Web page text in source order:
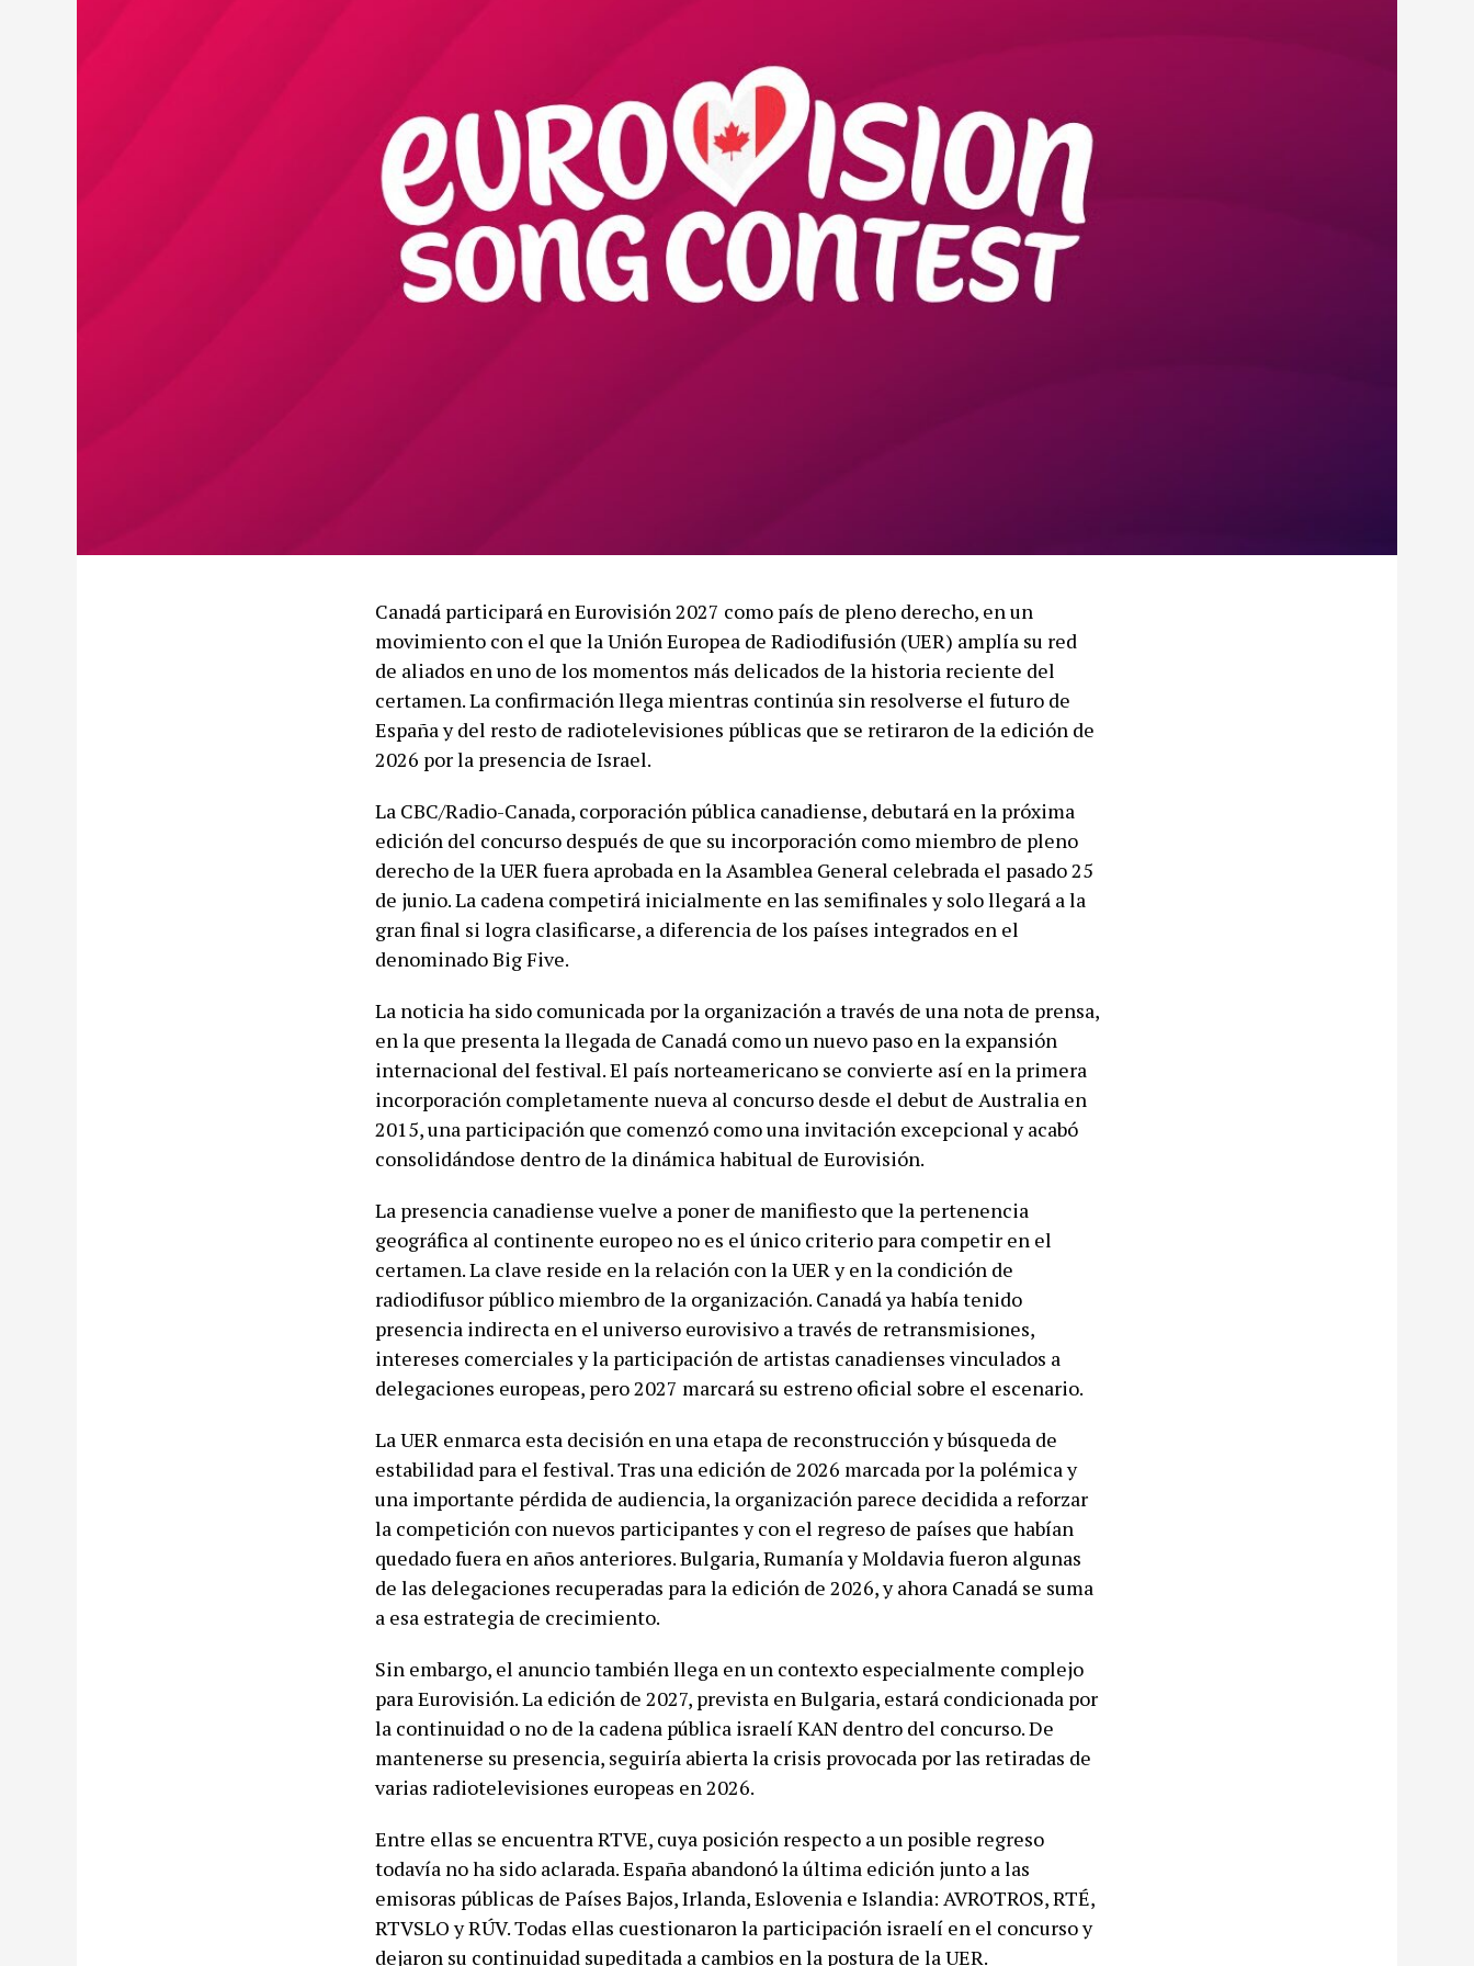
Canadá participará en Eurovisión 2027 como país de pleno derecho, en un
movimiento con el que la Unión Europea de Radiodifusión (UER) amplía su red
de aliados en uno de los momentos más delicados de la historia reciente del
certamen. La confirmación llega mientras continúa sin resolverse el futuro de
España y del resto de radiotelevisiones públicas que se retiraron de la edición de
2026 por la presencia de Israel.
La CBC/Radio-Canada, corporación pública canadiense, debutará en la próxima
edición del concurso después de que su incorporación como miembro de pleno
derecho de la UER fuera aprobada en la Asamblea General celebrada el pasado 25
de junio. La cadena competirá inicialmente en las semifinales y solo llegará a la
gran final si logra clasificarse, a diferencia de los países integrados en el
denominado Big Five.
La noticia ha sido comunicada por la organización a través de una nota de prensa,
en la que presenta la llegada de Canadá como un nuevo paso en la expansión
internacional del festival. El país norteamericano se convierte así en la primera
incorporación completamente nueva al concurso desde el debut de Australia en
2015, una participación que comenzó como una invitación excepcional y acabó
consolidándose dentro de la dinámica habitual de Eurovisión.
La presencia canadiense vuelve a poner de manifiesto que la pertenencia
geográfica al continente europeo no es el único criterio para competir en el
certamen. La clave reside en la relación con la UER y en la condición de
radiodifusor público miembro de la organización. Canadá ya había tenido
presencia indirecta en el universo eurovisivo a través de retransmisiones,
intereses comerciales y la participación de artistas canadienses vinculados a
delegaciones europeas, pero 2027 marcará su estreno oficial sobre el escenario.
La UER enmarca esta decisión en una etapa de reconstrucción y búsqueda de
estabilidad para el festival. Tras una edición de 2026 marcada por la polémica y
una importante pérdida de audiencia, la organización parece decidida a reforzar
la competición con nuevos participantes y con el regreso de países que habían
quedado fuera en años anteriores. Bulgaria, Rumanía y Moldavia fueron algunas
de las delegaciones recuperadas para la edición de 2026, y ahora Canadá se suma
a esa estrategia de crecimiento.
Sin embargo, el anuncio también llega en un contexto especialmente complejo
para Eurovisión. La edición de 2027, prevista en Bulgaria, estará condicionada por
la continuidad o no de la cadena pública israelí KAN dentro del concurso. De
mantenerse su presencia, seguiría abierta la crisis provocada por las retiradas de
varias radiotelevisiones europeas en 2026.
Entre ellas se encuentra RTVE, cuya posición respecto a un posible regreso
todavía no ha sido aclarada. España abandonó la última edición junto a las
emisoras públicas de Países Bajos, Irlanda, Eslovenia e Islandia: AVROTROS, RTÉ,
RTVSLO y RÚV. Todas ellas cuestionaron la participación israelí en el concurso y
dejaron su continuidad supeditada a cambios en la postura de la UER.